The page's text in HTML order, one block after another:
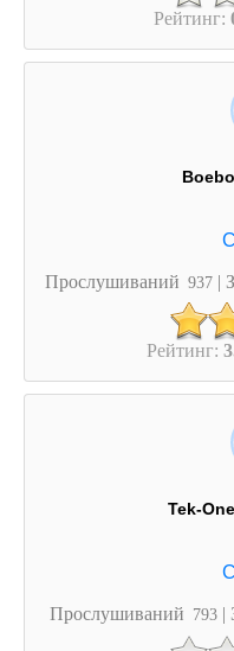
Рейтинг:
Прослушиваний 937 |
Рейтинг:
Tek-
Прослушиваний 793 |